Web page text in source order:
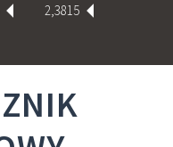
2,3815